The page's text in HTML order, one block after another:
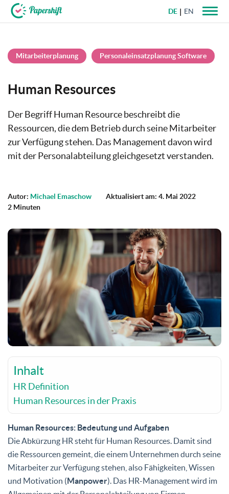
DE EN
Mitarbeiterplanung Personaleinsatzplanung Software
Human Resources
Der Begriff Human Resource beschreibt die
Ressourcen, die dem Betrieb durch seine Mitarbeiter
zur Verfügung stehen. Das Management davon wird
mit der Personalabteilung gleichgesetzt verstanden.
Autor: Michael Emaschow
Aktualisiert am: 4. Mai 2022
2 Minuten
Inhalt
HR Definition
Human Resources in der Praxis
Human Resources: Bedeutung und Aufgaben
Die Abkürzung HR steht für Human Resources. Damit sind
die Ressourcen gemeint, die einem Unternehmen durch seine
Mitarbeiter zur Verfügung stehen, also Fähigkeiten, Wissen
und Motivation (Manpower). Das HR-Management wird im